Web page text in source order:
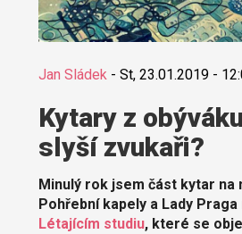
Jan Sládek- St, 23.01.2019 -
Kytary z
slyší zvukaři?
Minulý rok jsem část kytar na
Pohřební kapely a Lady
Létajícím studiu, které se